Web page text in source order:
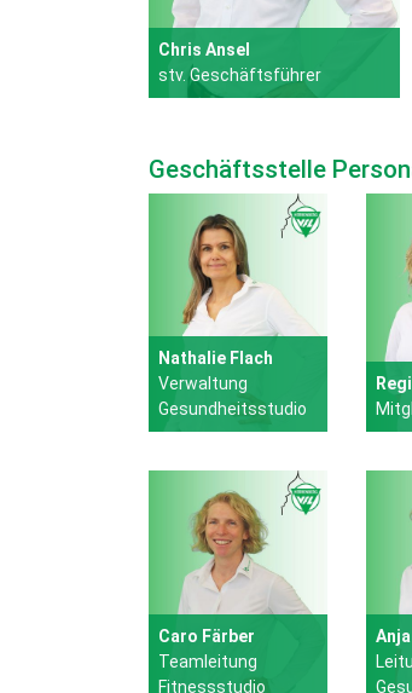
Chris Ansel
stv. Geschäftsführer
Geschäftsstelle
Nathalie Flach
Verwaltung
Gesundheitsstudio
Caro Färber
Teamleitung
Fitnessstudio